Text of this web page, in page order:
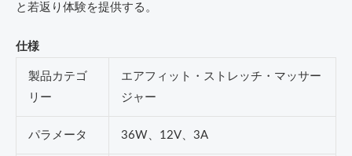
と若返り体験を提供する。
仕様
製品カテゴ
リー
エアフィット・ストレッチ・マッサー
ジャー
パラメータ 36W、12V、3A